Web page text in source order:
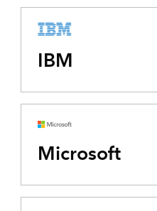
IBM
Microsoft